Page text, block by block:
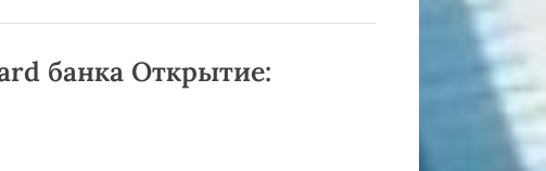
банка Открытие: